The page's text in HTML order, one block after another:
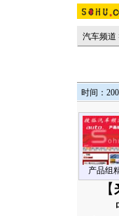
汽车频道
时间：
产品组
【
中